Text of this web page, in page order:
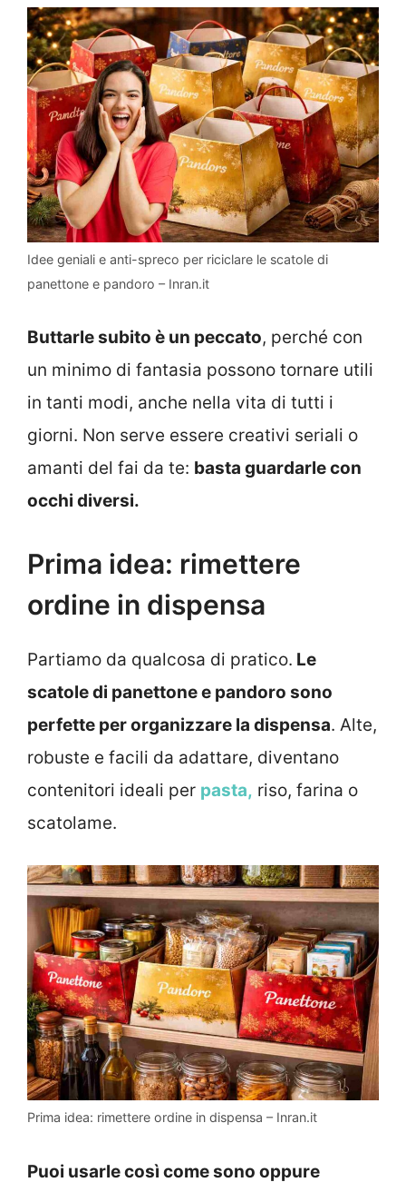
Idee geniali e anti-spreco per riciclare le scatole di
panettone e pandoro – Inran.it
Buttarle subito è un peccato, perché con
un minimo di fantasia possono tornare utili
in tanti modi, anche nella vita di tutti i
giorni. Non serve essere creativi seriali o
amanti del fai da te: basta guardarle con
occhi diversi.
Prima idea: rimettere
ordine in dispensa
Partiamo da qualcosa di pratico. Le
scatole di panettone e pandoro sono
perfette per organizzare la dispensa. Alte,
robuste e facili da adattare, diventano
contenitori ideali per pasta, riso, farina o
scatolame.
Prima idea: rimettere ordine in dispensa – Inran.it
Puoi usarle così come sono oppure